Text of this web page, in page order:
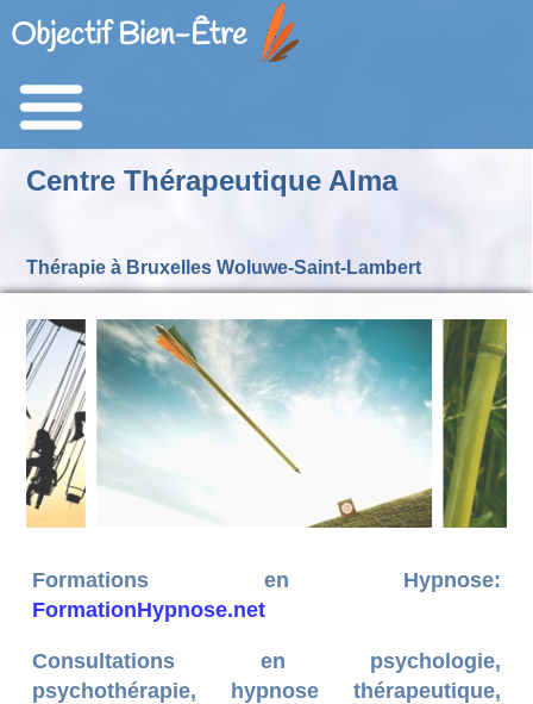
Objectif Bien-Être
Centre Thérapeutique Alma
Thérapie à Bruxelles Woluwe-Saint-Lambert
Formations en Hypnose:
FormationHypnose.net
Consultations en psychologie,
psychothérapie, hypnose thérapeutique,